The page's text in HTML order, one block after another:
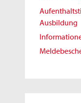
Ausbildung